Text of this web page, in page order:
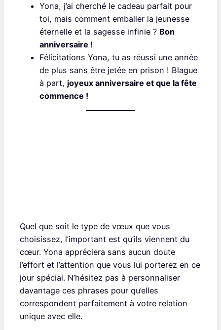
Yona, j’ai cherché le cadeau parfait pour
toi, mais comment emballer la jeunesse
éternelle et la sagesse infinie ? Bon
anniversaire !
Félicitations Yona, tu as réussi une année
de plus sans être jetée en prison ! Blague
à part, joyeux anniversaire et que la fête
commence !
Quel que soit le type de vœux que vous
choisissez, l’important est qu’ils viennent du
cœur. Yona appréciera sans aucun doute
l’effort et l’attention que vous lui porterez en ce
jour spécial. N’hésitez pas à personnaliser
davantage ces phrases pour qu’elles
correspondent parfaitement à votre relation
unique avec elle.